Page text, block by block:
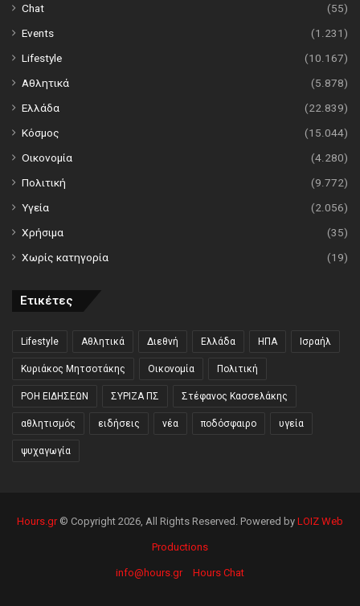
Chat
(55)
Events
(1.231)
Lifestyle
(10.167)
Αθλητικά
(5.878)
Ελλάδα
(22.839)
Κόσμος
(15.044)
Οικονομία
(4.280)
Πολιτική
(9.772)
Υγεία
(2.056)
Χρήσιμα
(35)
Χωρίς κατηγορία
(19)
Ετικέτες
Lifestyle Αθλητικά Διεθνή Ελλάδα ΗΠΑ Ισραήλ
Κυριάκος Μητσοτάκης Οικονομία Πολιτική
ΡΟΗ ΕΙΔΗΣΕΩΝ ΣΥΡΙΖΑ ΠΣ Στέφανος Κασσελάκης
αθλητισμός ειδήσεις νέα ποδόσφαιρο υγεία
ψυχαγωγία
Hours.gr© Copyright 2026, All Rights Reserved. Powered by LOIZ Web
Productions
info@hours.gr Hours Chat